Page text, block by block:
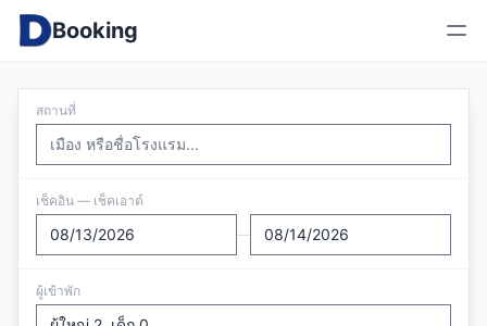
Booking
สถานที่
เช็คอิน — เช็คเอาต์
—
ผู้เข้าพัก